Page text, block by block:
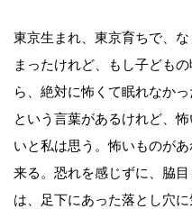
東京生まれ、東京育ちで、
まったけれど、もし子ども
ら、絶対に怖くて眠れなか
という言葉があるけれど、
いと私は思う。怖いものが
来る。恐れを感じずに、脇
は、足下にあった落とし穴